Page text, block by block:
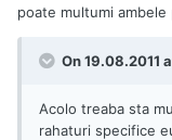
poate multumi ambele
On 19.08.2011
Acolo treaba sta
rahaturi specifice